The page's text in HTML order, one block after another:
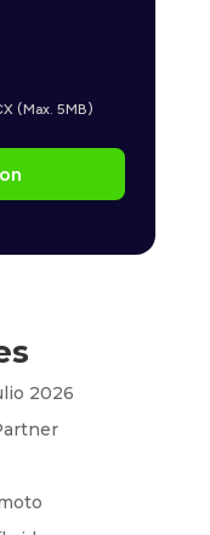
(Max. 5MB)
2026